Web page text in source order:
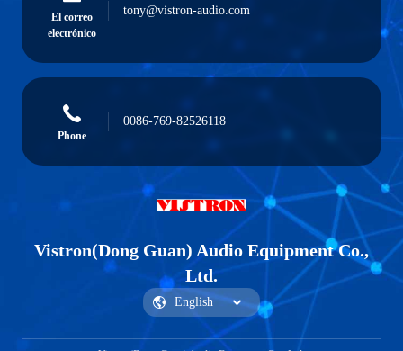
El correo
electrónico
tony@vistron-audio.com
Phone
0086-769-82526118
Vistron(Dong Guan) Audio Equipment Co.,
Ltd.